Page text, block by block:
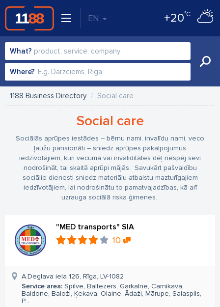
EN +20°C
What?
Where?
1188 Business Directory Social care
Social care
Sociālās aprūpes iestādes – bērnu nami, invalīdu nami, veco
ļaužu pansionāti – sniedz aprūpes pakalpojumus
iedzīvotājiem, kuri vecuma vai invaliditātes dēļ nespēj sevi
nodrošināt, tai skaitā aprūpi mājās. Savukārt pašvaldību
sociālie dienesti sniedz materiālu atbalstu mazturīgajiem
iedzīvotājiem, lai nodrošinātu to pamatvajadzības, kā arī
uzrauga sociālā riska ģimenes.
"MED transports" SIA
10
A.Deglava iela 126, Rīga, LV-1082
Service area: Spilve, Baltezers, Garkalne, Carnikava,
Baldone, Baloži, Ķekava, Olaine, Ādaži, Mārupe, Salaspils,
P...